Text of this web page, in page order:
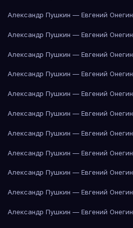
Александр Пушкин — Евгений Онегин
Александр Пушкин — Евгений Онегин
Александр Пушкин — Евгений Онегин
Александр Пушкин — Евгений Онегин
Александр Пушкин — Евгений Онегин
Александр Пушкин — Евгений Онегин
Александр Пушкин — Евгений Онегин
Александр Пушкин — Евгений Онегин
Александр Пушкин — Евгений Онегин
Александр Пушкин — Евгений Онегин
Александр Пушкин — Евгений Онегин